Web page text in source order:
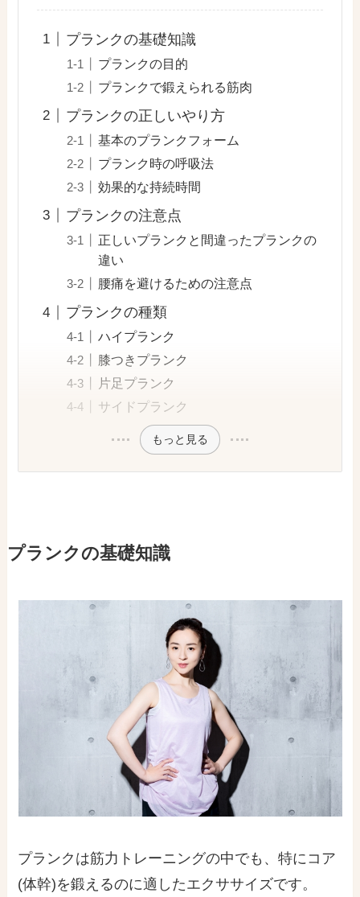
プランクの基礎知識
プランクの目的
プランクで鍛えられる筋肉
プランクの正しいやり方
基本のプランクフォーム
プランク時の呼吸法
効果的な持続時間
プランクの注意点
正しいプランクと間違ったプランクの
違い
腰痛を避けるための注意点
プランクの種類
ハイプランク
膝つきプランク
片足プランク
サイドプランク
もっと見る
プランクの基礎知識
プランクは筋力トレーニングの中でも、特にコア
(体幹)を鍛えるのに適したエクササイズです。